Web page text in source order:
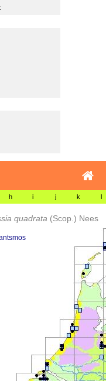
h i j k l
quadrata (Scop.) Nees